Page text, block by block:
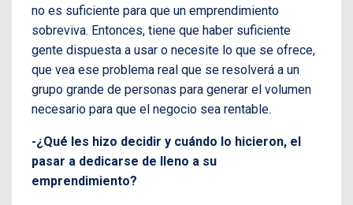
no es suficiente para que un emprendimiento
sobreviva. Entonces, tiene que haber suficiente
gente dispuesta a usar o necesite lo que se ofrece,
que vea ese problema real que se resolverá a un
grupo grande de personas para generar el volumen
necesario para que el negocio sea rentable.
-¿Qué les hizo decidir y cuándo lo hicieron, el
pasar a dedicarse de lleno a su
emprendimiento?